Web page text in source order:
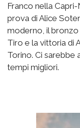
Franco nella
prova di Alice
moderno, il bronzo
Tiro e la vittoria di
Torino. Ci sarebbe
tempi migliori.